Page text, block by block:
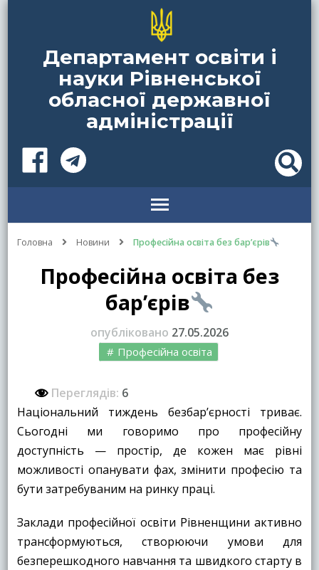
Департамент освіти і
науки Рівненської
обласної державної
адміністрації
Головна Новини Професійна освіта без бар’єрів
Професійна освіта без
бар’єрів
опубліковано 27.05.2026
Професійна освіта
Переглядів: 6
Національний тиждень безбар’єрності триває.
Сьогодні ми говоримо про професійну
доступність — простір, де кожен має рівні
можливості опанувати фах, змінити професію та
бути затребуваним на ринку праці.
Заклади професійної освіти Рівненщини активно
трансформуються, створюючи умови для
безперешкодного навчання та швидкого старту в